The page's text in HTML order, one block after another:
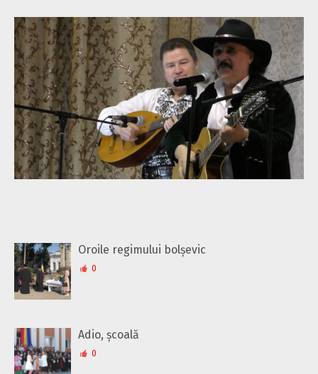
Oroile regimului bolșevic
0
Adio, școală
0